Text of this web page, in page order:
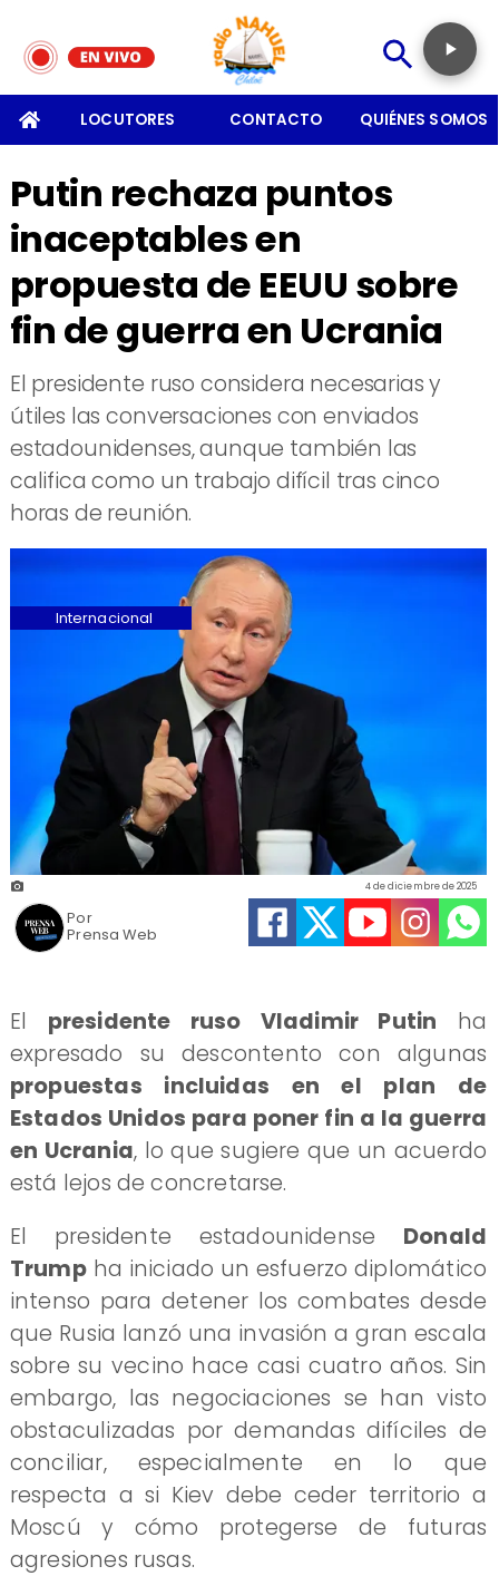
LOCUTORES CONTACTO QUIÉNES SOMOS
Putin rechaza puntos
inaceptables en
propuesta de EEUU sobre
fin de guerra en Ucrania
El presidente ruso considera necesarias y
útiles las conversaciones con enviados
estadounidenses, aunque también las
califica como un trabajo difícil tras cinco
horas de reunión.
Prensa Web
4 de diciembre de 2025
Internacional
Por
El presidente ruso Vladimir Putin ha
expresado su descontento con algunas
propuestas incluidas en el plan de
Estados Unidos para poner fin a la guerra
en Ucrania, lo que sugiere que un acuerdo
está lejos de concretarse.
El presidente estadounidense Donald
Trumpha iniciado un esfuerzo diplomático
intenso para detener los combates desde
que Rusia lanzó una invasión a gran escala
sobre su vecino hace casi cuatro años. Sin
embargo, las negociaciones se han visto
obstaculizadas por demandas difíciles de
conciliar, especialmente en lo que
respecta a si Kiev debe ceder territorio a
Moscú y cómo protegerse de futuras
agresiones rusas.